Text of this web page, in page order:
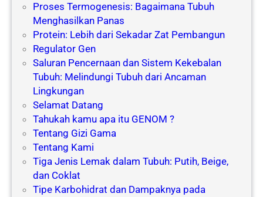
Proses Termogenesis: Bagaimana Tubuh
Menghasilkan Panas
Protein: Lebih dari Sekadar Zat Pembangun
Regulator Gen
Saluran Pencernaan dan Sistem Kekebalan
Tubuh: Melindungi Tubuh dari Ancaman
Lingkungan
Selamat Datang
Tahukah kamu apa itu GENOM ?
Tentang Gizi Gama
Tentang Kami
Tiga Jenis Lemak dalam Tubuh: Putih, Beige,
dan Coklat
Tipe Karbohidrat dan Dampaknya pada